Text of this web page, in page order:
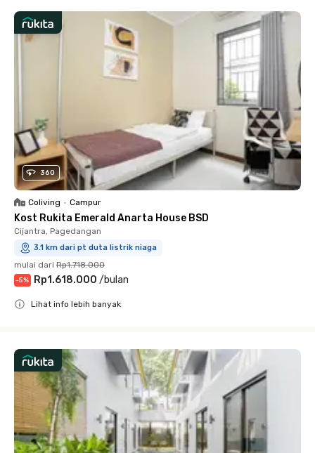
360
Coliving • Campur
Kost Rukita Emerald Anarta House BSD
Cijantra, Pagedangan
3.1 km dari pt duta listrik niaga
mulai dari Rp1.718.000
-5% Rp1.618.000 /bulan
Lihat info lebih banyak